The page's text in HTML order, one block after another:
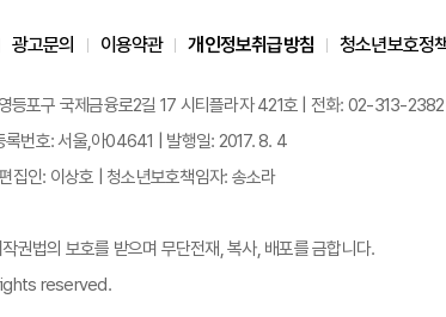
광고문의 이용약관 개인정보취급방침 청소년보호정
등포구 국제금융로2길 17 시티플라자 421호 | 전화: 02-313-
번호: 서울,아04641 | 발행일: 2017. 8. 4
집인: 이상호 | 청소년보호책임자: 송소라
권법의 보호를 받으며 무단전재, 복사, 배포를 금합니다.
reserved.